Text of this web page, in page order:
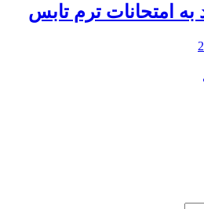
امتحانات ترم تابس